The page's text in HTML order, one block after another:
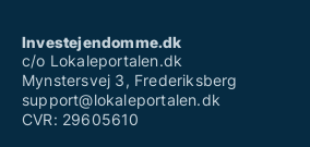
Investejendomme.dk
c/o Lokaleportalen.dk
Mynstersvej 3, Frederiksberg
support@lokaleportalen.dk
CVR: 29605610